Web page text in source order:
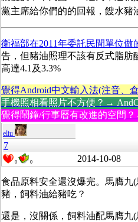
黨主席給你們的的回報，餿水豬
衛福部在2011年委託民間單位做
告，但豬油照理不該有反式脂肪
高達4.1及3.3%
覺得Android中文輸入法(注音、
手機照相看照片不方便？→
覺得鬧鐘/行事曆有改進的空間
eliu
7
0 0 2014-10-08
食品原料安全還沒爆完。馬膺九
豬，飼料油給豬吃？
還是，沒關係，飼料油配馬膺九